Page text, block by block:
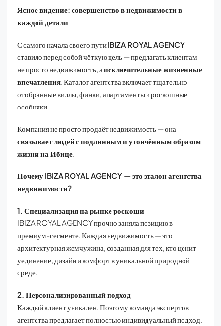
Ясное видение: совершенство в недвижимости в
каждой детали
С самого начала своего путиIBIZA ROYAL AGENCY
ставило перед собой чёткую цель — предлагать клиентам
не просто недвижимость, аисключительные жизненные
впечатления . Каталог агентства включает тщательно
отобранные виллы, финки, апартаменты и роскошные
особняки.
Компания не просто продаёт недвижимость — она
связывает людей с подлинным и утончённым образом
жизни на Ибице
Почему IBIZA ROYAL AGENCY — это эталон агентства
недвижимости?
1. Специализация на рынке роскоши
IBIZA ROYAL AGENCY прочно заняла позицию в
премиум-сегменте. Каждая недвижимость — это
архитектурная жемчужина, созданная для тех, кто ценит
уединение, дизайн и комфорт в уникальной природной
среде.
2. Персонализированный подход
Каждый клиент уникален. Поэтому команда экспертов
агентства предлагает полностью индивидуальный подход.